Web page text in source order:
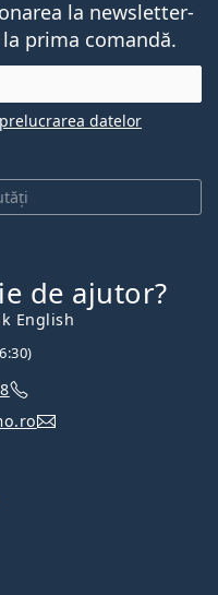
la newsletter-
prima comandă.
prelucrarea datelor
de ajutor?
English